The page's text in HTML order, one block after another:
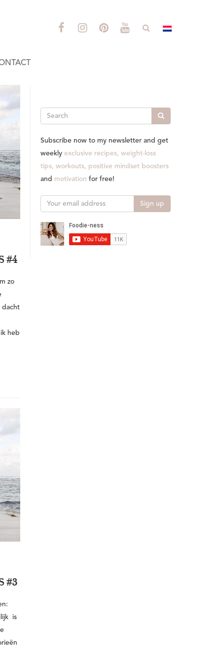
#4
zo
dacht
heb
#3
is
Search
Subscribe now to my newsletter and get
weekly exclusive recipes, weight-loss
tips, workouts, positive mindset boosters
and motivation for free!